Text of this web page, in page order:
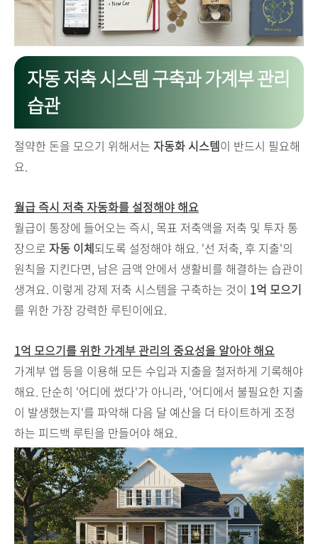
자동 저축 시스템 구축과 가계부 관리
습관
절약한 돈을 모으기 위해서는 자동화 시스템이 반드시 필요해
요.
월급 즉시 저축 자동화를 설정해야 해요
월급이 통장에 들어오는 즉시, 목표 저축액을 저축 및 투자 통
장으로 자동 이체되도록 설정해야 해요. '선 저축, 후 지출'의
원칙을 지킨다면, 남은 금액 안에서 생활비를 해결하는 습관이
생겨요. 이렇게 강제 저축 시스템을 구축하는 것이 1억 모으기
를 위한 가장 강력한 루틴이에요.
1억 모으기를 위한 가계부 관리의 중요성을 알아야 해요
가계부 앱 등을 이용해 모든 수입과 지출을 철저하게 기록해야
해요. 단순히 '어디에 썼다'가 아니라, '어디에서 불필요한 지출
이 발생했는지'를 파악해 다음 달 예산을 더 타이트하게 조정
하는 피드백 루틴을 만들어야 해요.